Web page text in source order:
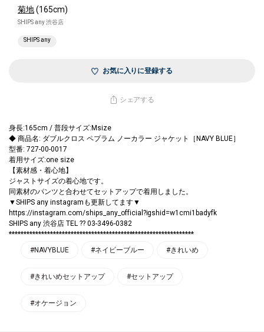
菊地(165cm)
SHIPS any 渋谷店
SHIPS any
お気に入りに登録する
シェアする
身長:165cm / 普段サイズ:Msize
◆ 商品名: ダブルクロス ペプラム ノーカラー ジャケット［NAVY BLUE］
型番: 727-00-0017
着用サイズ:one size
【素材感・着心地】
ジャストサイズの着心地です。
同素材のパンツと合わせてセットアップで着用しました。
▼SHIPS any instagramも更新してます▼
https://instagram.com/ships_any_official?igshid=w1cmi1badyfk
SHIPS any 渋谷店 TEL ?? 03-3496-0382
***************************************************************
#NAVYBLUE
#ネイビーブルー #きれいめ
#きれいめセットアップ #セットアップ
#オケージョン